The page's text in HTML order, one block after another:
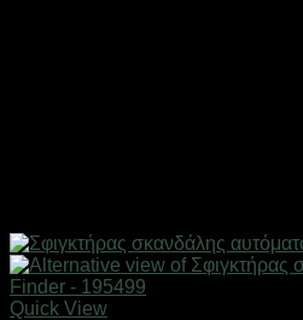
Quick View